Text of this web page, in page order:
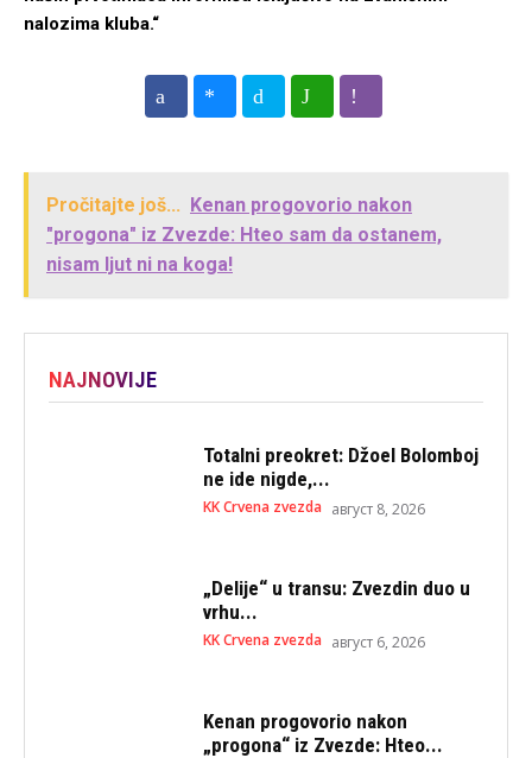
nalozima kluba.“
Pročitajte još... Kenan progovorio nakon
"progona" iz Zvezde: Hteo sam da ostanem,
nisam ljut ni na koga!
NAJNOVIJE
Totalni preokret: Džoel Bolomboj
ne ide nigde,...
KK Crvena zvezda август 8, 2026
„Delije“ u transu: Zvezdin duo u
vrhu...
KK Crvena zvezda август 6, 2026
Kenan progovorio nakon
„progona“ iz Zvezde: Hteo...